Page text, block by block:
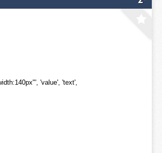
'value', 'text',